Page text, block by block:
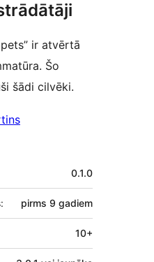
ir atvērtā
Šo
šādi cilvēki.
0.1.0
pirms 9 gadiem
10+